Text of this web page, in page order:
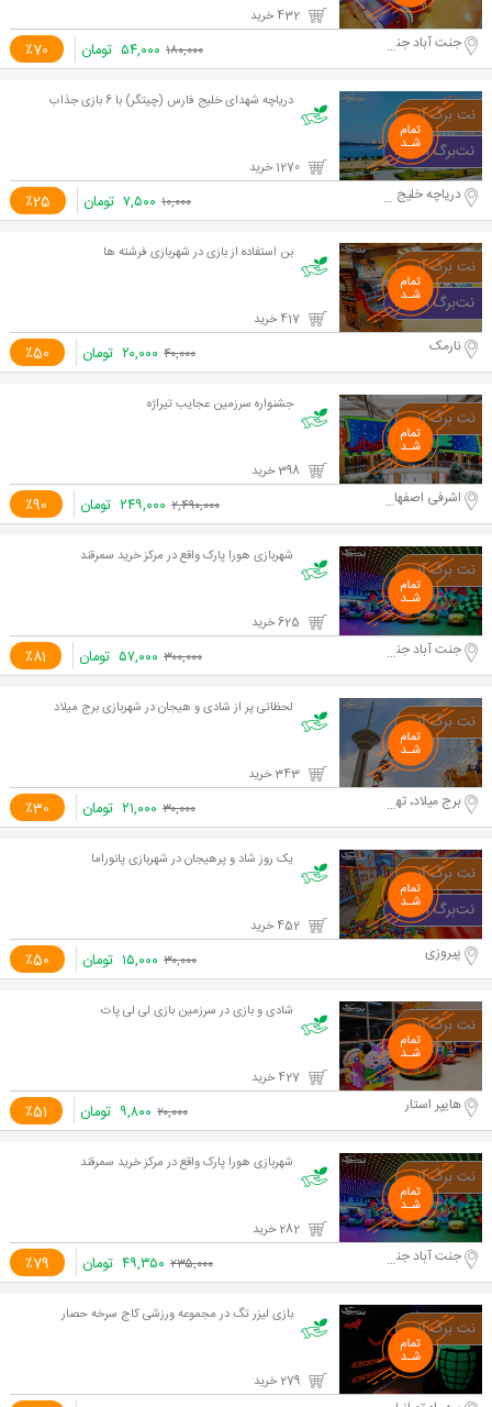
٪70 جنت آباد جنوبی - مجتمع سمرقند ۱۸۰,۰۰۰ ۵۴,۰۰۰ تومان
دریاچه شهدای خلیج فارس (چیتگر) با 6 بازی جذاب
٪25 دریاچه خلیج فارس ۱۰,۰۰۰ ۷,۵۰۰ تومان
بن استفاده از بازی در شهربازی فرشته ها
٪50 نارمک ۴۰,۰۰۰ ۲۰,۰۰۰ تومان
جشنواره سرزمین عجایب تیراژه
٪90 اشرفی اصفهانی ۲,۴۹۰,۰۰۰ ۲۴۹,۰۰۰ تومان
شهربازی هورا پارک واقع در مرکز خرید سمرقند
٪81 جنت آباد جنوبی ۳۰۰,۰۰۰ ۵۷,۰۰۰ تومان
لحظاتی پر از شادی و هیجان در شهربازی برج میلاد
٪30 برج میلاد‎، تهران، استان تهران، ایران ۳۰,۰۰۰ ۲۱,۰۰۰ تومان
یک روز شاد و پرهیجان در شهربازی پانوراما
٪50 پیروزی ۳۰,۰۰۰ ۱۵,۰۰۰ تومان
شادی و بازی در سرزمین بازی لی لی پات
٪51 هایپر استار ۲۰,۰۰۰ ۹,۸۰۰ تومان
شهربازی هورا پارک واقع در مرکز خرید سمرقند
٪79 جنت آباد جنوبی ۲۳۵,۰۰۰ ۴۹,۳۵۰ تومان
بازی لیزر تگ در مجموعه ورزشی کاج سرخه حصار